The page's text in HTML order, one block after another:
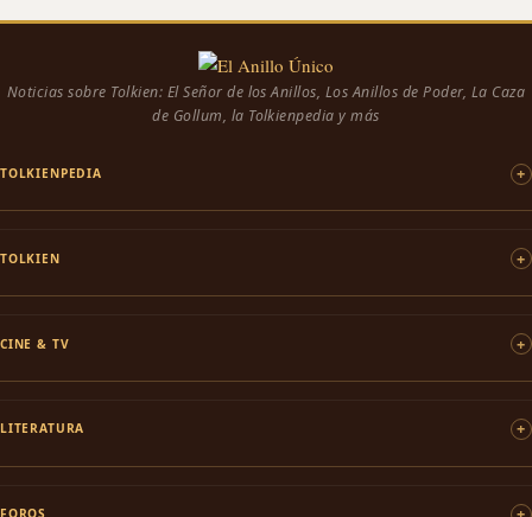
Noticias sobre Tolkien: El Señor de los Anillos, Los Anillos de Poder, La Caza
de Gollum, la Tolkienpedia y más
TOLKIENPEDIA
TOLKIEN
CINE & TV
LITERATURA
FOROS